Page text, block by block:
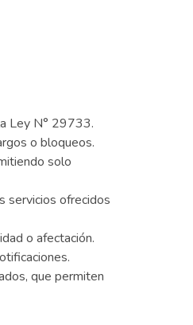
Ley N° 29733.
o bloqueos.
solo
servicios ofrecidos
o afectación.
que permiten